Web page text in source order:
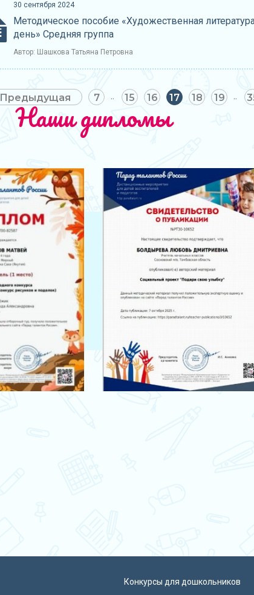
30 сентября 2024
Методическое пособие «Художественная
день» Средняя группа
Автор: Шашкова Татьяна Петровна
Предыдущая 7 15 16 17 18 19
Наши дипломы
Конкурсы для дошкольников